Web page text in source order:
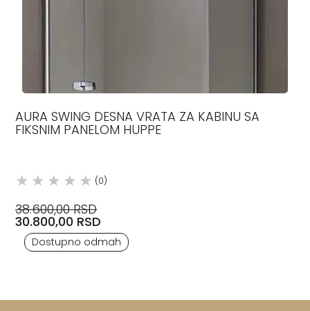
AURA SWING DESNA VRATA ZA KABINU SA
FIKSNIM PANELOM HUPPE
(0)
38.600,00 RSD
30.800,00 RSD
Dostupno odmah